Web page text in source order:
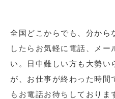
全国どこからでも、分から
したらお気軽に電話、メー
い。日中難しい方も大勢い
が、お仕事が終わった時間
もお電話お待ちしておりま